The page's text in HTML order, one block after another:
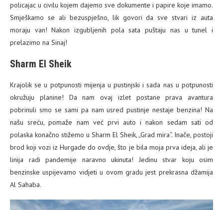
policajac u civilu kojem dajemo sve dokumente i papire koje imamo.
Smješkamo se ali bezuspješno, lik govori da sve stvari iz auta
moraju van! Nakon izgubljenih pola sata puštaju nas u tunel i
prelazimo na Sinaj!
Sharm El Sheik
Krajolik se u potpunosti mijenja u pustinjski i sada nas u potpunosti
okružuju planine! Da nam ovaj izlet postane prava avantura
pobrinuli smo se sami pa nam usred pustinje nestaje benzina! Na
našu sreću, pomaže nam već prvi auto i nakon sedam sati od
polaska konačno stižemo u Sharm El Sheik, „Grad mira“. Inače, postoji
brod koji vozi iz Hurgade do ovdje, što je bila moja prva ideja, ali je
linija radi pandemije naravno ukinuta! Jedinu stvar koju osim
benzinske uspijevamo vidjeti u ovom gradu jest prekrasna džamija
Al Sahaba.